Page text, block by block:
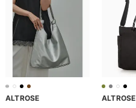
ALTROSE ALTROSE